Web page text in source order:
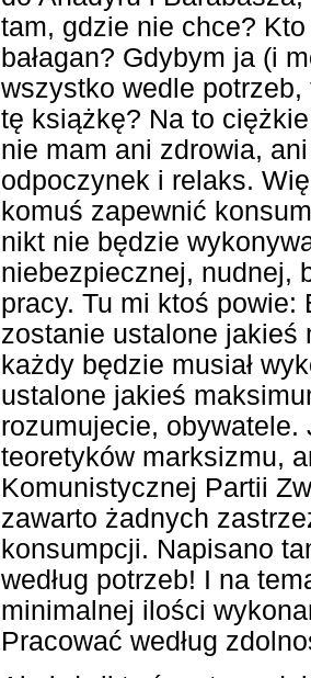
tam, gdzie nie chce?
bałagan? Gdybym ja (i
wszystko wedle potrzeb,
tę książkę? Na to
nie mam ani zdrowia,
odpoczynek i relaks.
komuś zapewnić
nikt nie będzie
niebezpiecznej, nudnej,
pracy. Tu mi ktoś
zostanie ustalone jakieś
każdy będzie musiał
ustalone jakieś
rozumujecie, obywatele.
teoretyków marksizmu,
Komunistycznej Partii
zawarto żadnych
konsumpcji. Napisano
według potrzeb! I na
minimalnej ilości
Pracować według